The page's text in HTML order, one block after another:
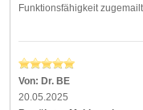
Funktionsfähigkeit
Von: Dr. BE
20.05.2025